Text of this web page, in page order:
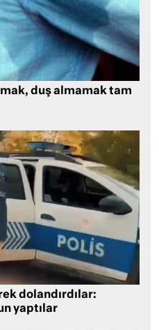
duş almamak tam
dolandırdılar:
yaptılar